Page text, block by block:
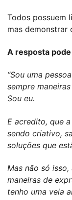
Todos possuem
mas demonstrar
A resposta
“Sou uma
sempre
Sou eu.
E acredito, que
sendo criativo,
soluções que
Mas não só
maneiras de
tenho uma veia